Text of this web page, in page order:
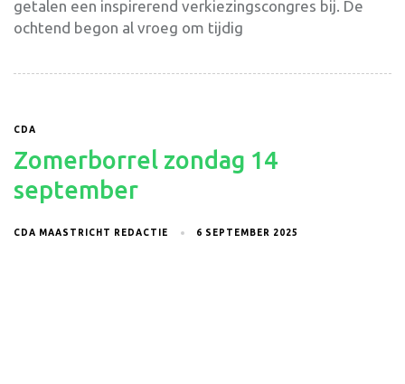
getalen een inspirerend verkiezingscongres bij. De
ochtend begon al vroeg om tijdig
CDA
Zomerborrel zondag 14
september
CDA MAASTRICHT REDACTIE 6 SEPTEMBER 2025